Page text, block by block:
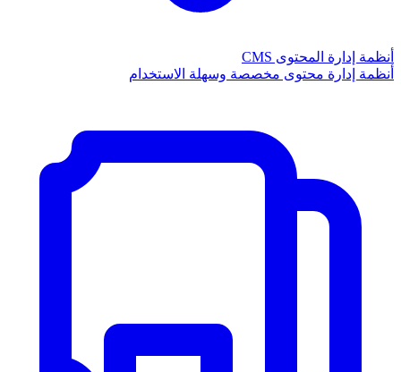
أنظمة إدارة المحتوى CMS
أنظمة إدارة محتوى مخصصة وسهلة الاستخدام